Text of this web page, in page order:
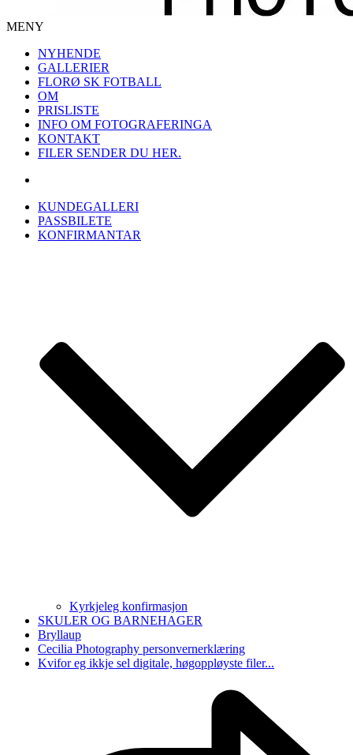
MENY
NYHENDE
GALLERIER
FLORØ SK FOTBALL
OM
PRISLISTE
INFO OM FOTOGRAFERINGA
KONTAKT
FILER SENDER DU HER.
KUNDEGALLERI
PASSBILETE
KONFIRMANTAR
Kyrkjeleg konfirmasjon
SKULER OG BARNEHAGER
Bryllaup
Cecilia Photography personvernerklæring
Kvifor eg ikkje sel digitale, høgoppløyste filer...